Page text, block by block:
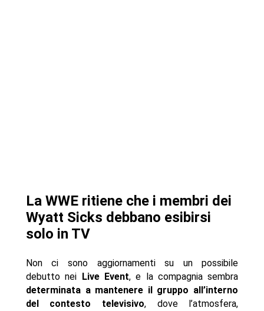
La WWE ritiene che i membri dei
Wyatt Sicks debbano esibirsi
solo in TV
Non ci sono aggiornamenti su un possibile
debutto nei
Live Event, e la compagnia sembra
determinata a mantenere il gruppo all’interno
del contesto televisivo, dove l’atmosfera,